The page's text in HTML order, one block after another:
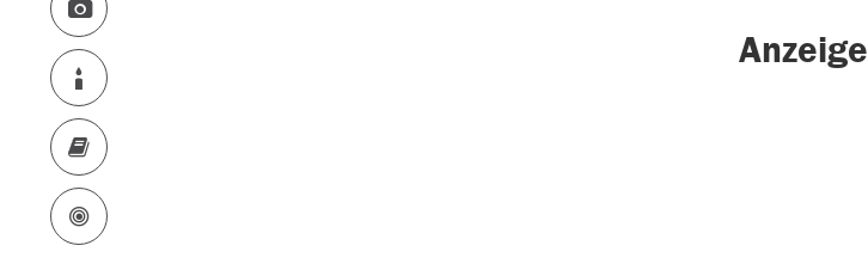
Anzeige